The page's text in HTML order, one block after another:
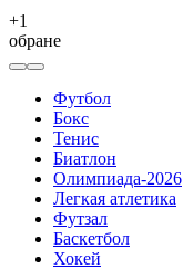
+1
обране
Футбол
Бокс
Тенис
Биатлон
Олимпиада-2026
Легкая атлетика
Футзал
Баскетбол
Хокей